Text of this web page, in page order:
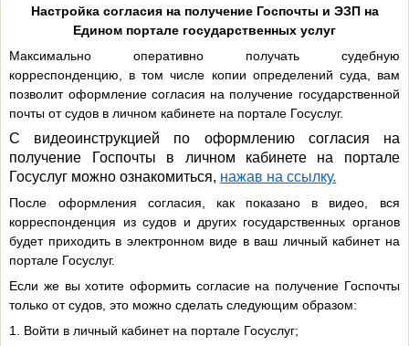
Настройка согласия на получение Госпочты и ЭЗП на
Едином портале государственных услуг
Максимально оперативно получать судебную
корреспонденцию, в том числе копии определений суда, вам
позволит оформление согласия на получение государственной
почты от судов в личном кабинете на портале Госуслуг.
С видеоинструкцией по оформлению согласия на
получение Госпочты в личном кабинете на портале
Госуслуг можно ознакомиться, нажав на ссылку.
После оформления согласия, как показано в видео, вся
корреспонденция из судов и других государственных органов
будет приходить в электронном виде в ваш личный кабинет на
портале Госуслуг.
Если же вы хотите оформить согласие на получение Госпочты
только от судов, это можно сделать следующим образом:
1. Войти в личный кабинет на портале Госуслуг;